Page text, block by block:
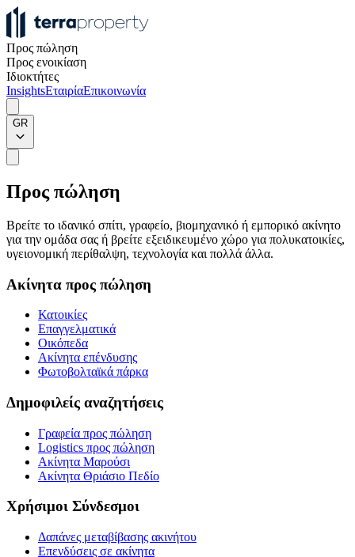
Προς πώληση
Προς ενοικίαση
Ιδιοκτήτες
InsightsΕταιρίαΕπικοινωνία
GR
Προς πώληση
Βρείτε το ιδανικό σπίτι, γραφείο, βιομηχανικό ή εμπορικό ακίνητο
για την ομάδα σας ή βρείτε εξειδικευμένο χώρο για πολυκατοικίες,
υγειονομική περίθαλψη, τεχνολογία και πολλά άλλα.
Ακίνητα προς πώληση
Κατοικίες
Επαγγελματικά
Οικόπεδα
Ακίνητα επένδυσης
Φωτοβολταϊκά πάρκα
Δημοφιλείς αναζητήσεις
Γραφεία προς πώληση
Logistics προς πώληση
Ακίνητα Μαρούσι
Ακίνητα Θριάσιο Πεδίο
Χρήσιμοι Σύνδεσμοι
Δαπάνες μεταβίβασης ακινήτου
Επενδύσεις σε ακίνητα